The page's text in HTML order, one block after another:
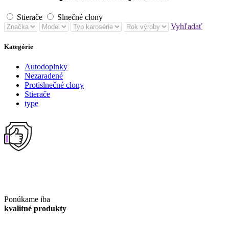
Stierače
Slnečné clony
Vyhľadať
Kategórie
Autodoplnky
Nezaradené
Protislnečné clony
Stierače
type
Ponúkame iba
kvalitné produkty